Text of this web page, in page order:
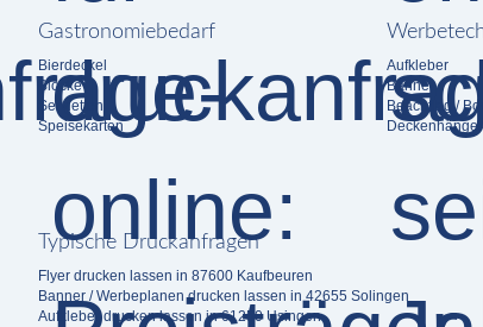
Gastronomiebedarf
Bierdeckel
Blöcke
Servietten
Speisekarten
Aufkleber
Banner
Beachflag /
Deckenhänger
Typische Druckanfragen
Flyer drucken lassen in 87600 Kaufbeuren
Banner / Werbeplanen drucken lassen in 42655 Solingen
Aufkleber drucken lassen in 61250 Usingen